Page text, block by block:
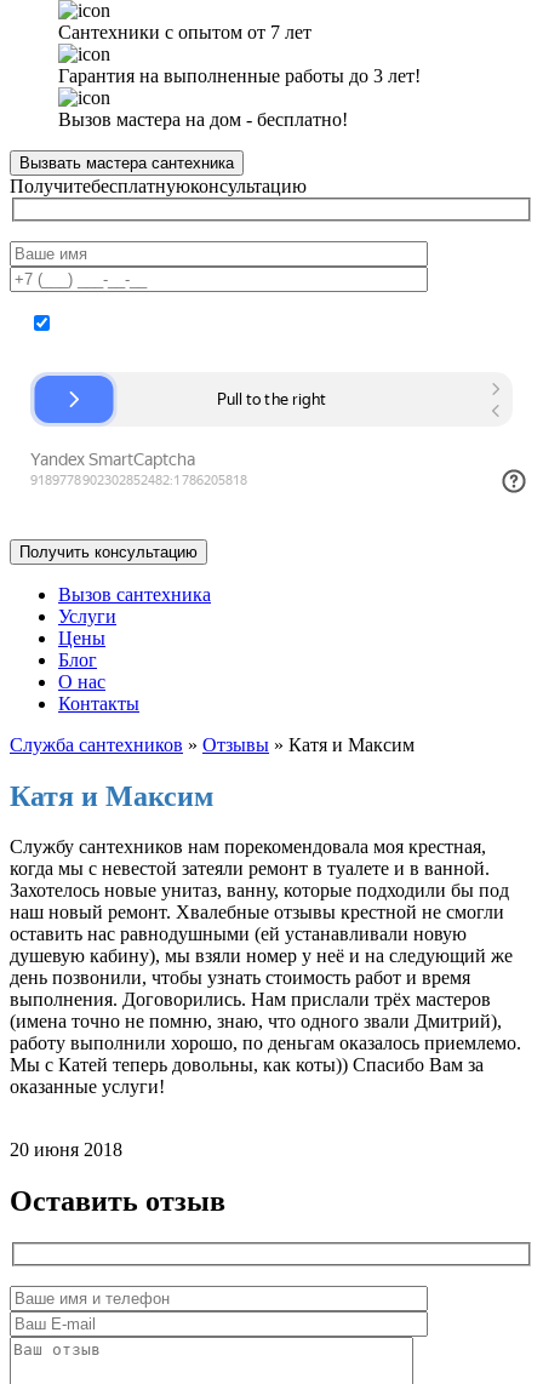
Сантехники с опытом от 7 лет
Гарантия на выполненные работы до 3 лет!
Вызов мастера на дом - бесплатно!
Вызвать мастера сантехника
Получитебесплатнуюконсультацию
Вызов сантехника
Услуги
Цены
Блог
О нас
Контакты
Служба сантехников » Отзывы » Катя и Максим
Катя и Максим
Службу сантехников нам порекомендовала моя крестная,
когда мы с невестой затеяли ремонт в туалете и в ванной.
Захотелось новые унитаз, ванну, которые подходили бы под
наш новый ремонт. Хвалебные отзывы крестной не смогли
оставить нас равнодушными (ей устанавливали новую
душевую кабину), мы взяли номер у неё и на следующий же
день позвонили, чтобы узнать стоимость работ и время
выполнения. Договорились. Нам прислали трёх мастеров
(имена точно не помню, знаю, что одного звали Дмитрий),
работу выполнили хорошо, по деньгам оказалось приемлемо.
Мы с Катей теперь довольны, как коты)) Спасибо Вам за
оказанные услуги!
20 июня 2018
Оставить отзыв